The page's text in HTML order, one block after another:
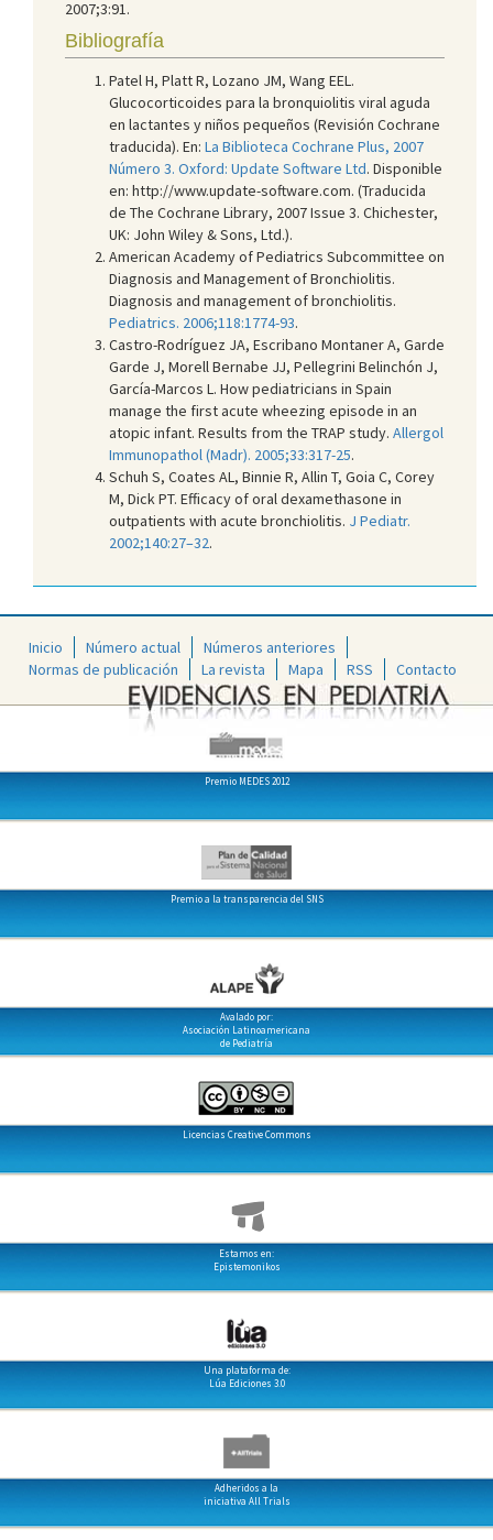
2007;3:91.
Bibliografía
Patel H, Platt R, Lozano JM, Wang EEL.
Glucocorticoides para la bronquiolitis viral aguda
en lactantes y niños pequeños (Revisión Cochrane
traducida). En: La Biblioteca Cochrane Plus, 2007
Número 3. Oxford: Update Software Ltd. Disponible
en: http://www.update-software.com. (Traducida
de The Cochrane Library, 2007 Issue 3. Chichester,
UK: John Wiley & Sons, Ltd.).
American Academy of Pediatrics Subcommittee on
Diagnosis and Management of Bronchiolitis.
Diagnosis and management of bronchiolitis.
Pediatrics. 2006;118:1774-93.
Castro-Rodríguez JA, Escribano Montaner A, Garde
Garde J, Morell Bernabe JJ, Pellegrini Belinchón J,
García-Marcos L. How pediatricians in Spain
manage the first acute wheezing episode in an
atopic infant. Results from the TRAP study. Allergol
Immunopathol (Madr). 2005;33:317-25.
Schuh S, Coates AL, Binnie R, Allin T, Goia C, Corey
M, Dick PT. Efficacy of oral dexamethasone in
outpatients with acute bronchiolitis. J Pediatr.
2002;140:27–32.
Inicio Número actual
Números anteriores
Normas de publicación
La revista Mapa RSS Contacto
Premio MEDES 2012
Premio a la transparencia del SNS
Avalado por:
Asociación Latinoamericana
de Pediatría
Licencias Creative Commons
Estamos en:
Epistemonikos
Una plataforma de:
Lúa Ediciones 3.0
Adheridos a la
iniciativa All Trials